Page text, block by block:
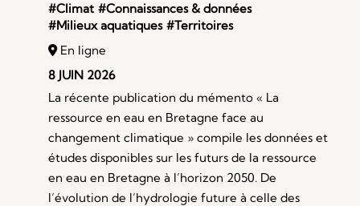
#Climat #Connaissances & données
#Milieux aquatiques #Territoires
En ligne
8 JUIN 2026
La récente publication du mémento « La
ressource en eau en Bretagne face au
changement climatique » compile les données et
études disponibles sur les futurs de la ressource
en eau en Bretagne à l’horizon 2050. De
l’évolution de l’hydrologie future à celle des